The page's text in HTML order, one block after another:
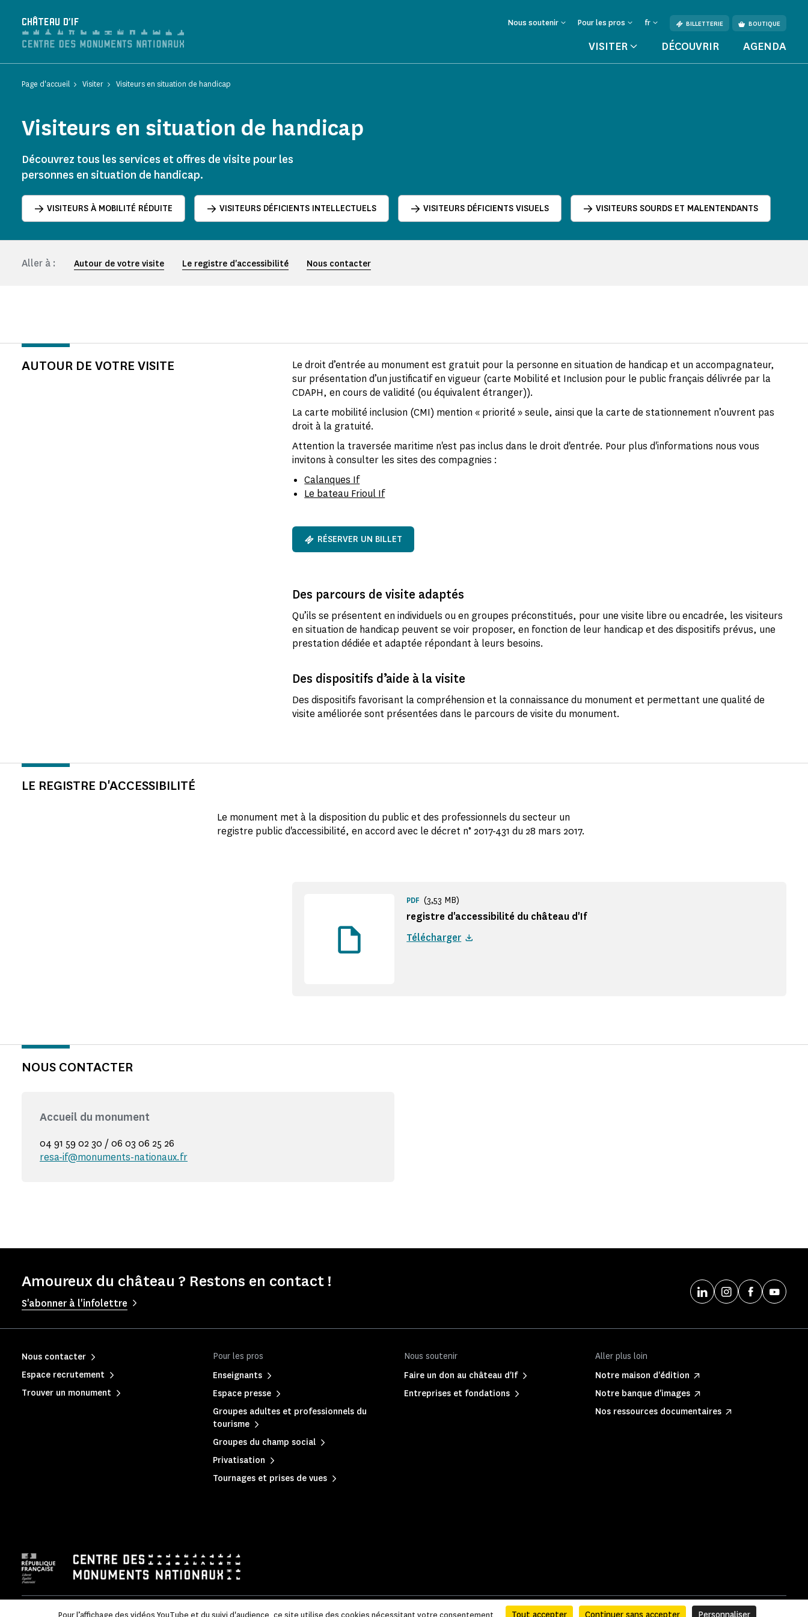
CHÂTEAU D'IF Nous soutenir Pour les pros fr BILLETTERIE BOUTIQUE
VISITER DÉCOUVRIR AGENDA
Page d'accueil Visiter Visiteurs en situation de handicap
Visiteurs en situation de handicap
Découvrez tous les services et offres de visite pour les
personnes en situation de handicap.
VISITEURS À MOBILITÉ RÉDUITE VISITEURS DÉFICIENTS INTELLECTUELS VISITEURS DÉFICIENTS VISUELS VISITEURS SOURDS ET MALENTENDANTS
Aller à : Autour de votre visite Le registre d'accessibilité Nous contacter
AUTOUR DE VOTRE VISITE
Le droit d’entrée au monument est gratuit pour la personne en situation de handicap et un accompagnateur,
sur présentation d’un justificatif en vigueur (carte Mobilité et Inclusion pour le public français délivrée par la
CDAPH, en cours de validité (ou équivalent étranger)).
La carte mobilité inclusion (CMI) mention « priorité » seule, ainsi que la carte de stationnement n’ouvrent pas
droit à la gratuité.
Attention la traversée maritime n'est pas inclus dans le droit d'entrée. Pour plus d'informations nous vous
invitons à consulter les sites des compagnies :
Calanques If
Le bateau Frioul If
RÉSERVER UN BILLET
Des parcours de visite adaptés
Qu’ils se présentent en individuels ou en groupes préconstitués, pour une visite libre ou encadrée, les visiteurs
en situation de handicap peuvent se voir proposer, en fonction de leur handicap et des dispositifs prévus, une
prestation dédiée et adaptée répondant à leurs besoins.
Des dispositifs d’aide à la visite
Des dispositifs favorisant la compréhension et la connaissance du monument et permettant une qualité de
visite améliorée sont présentées dans le parcours de visite du monument.
LE REGISTRE D'ACCESSIBILITÉ
Le monument met à la disposition du public et des professionnels du secteur un
registre public d'accessibilité, en accord avec le décret n° 2017-431 du 28 mars 2017.
registre d'accessibilité du château d'If
PDF (3,53 MB)
Télécharger
NOUS CONTACTER
Accueil du monument
04 91 59 02 30 / 06 03 06 25 26
resa-if@monuments-nationaux.fr
Amoureux du château ? Restons en contact !
S'abonner à l'infolettre
Pour les pros
Enseignants
Espace presse
Groupes adultes et professionnels du
tourisme
Groupes du champ social
Privatisation
Tournages et prises de vues
Nous soutenir
Faire un don au château d'If
Entreprises et fondations
Aller plus loin
Notre maison d'édition
Notre banque d'images
Nos ressources documentaires
Nous contacter
Espace recrutement
Trouver un monument
Mentions légales | Politique de confidentialité | Informations légales et administratives | Accessibilité | Plan du site
Pour l’affichage des vidéos YouTube et du suivi d'audience, ce site utilise des cookies nécessitant votre consentement